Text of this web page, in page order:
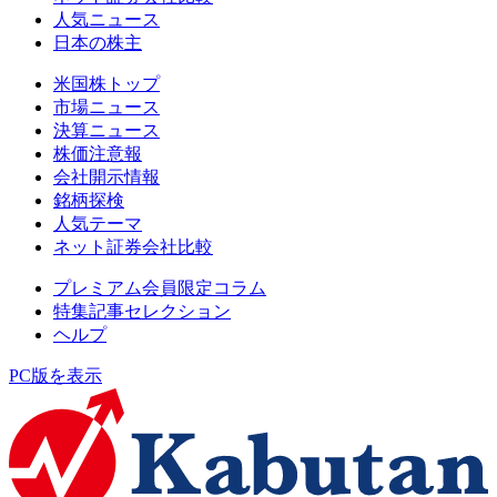
人気ニュース
日本の株主
米国株トップ
市場ニュース
決算ニュース
株価注意報
会社開示情報
銘柄探検
人気テーマ
ネット証券会社比較
プレミアム会員限定コラム
特集記事セレクション
ヘルプ
PC版を表示